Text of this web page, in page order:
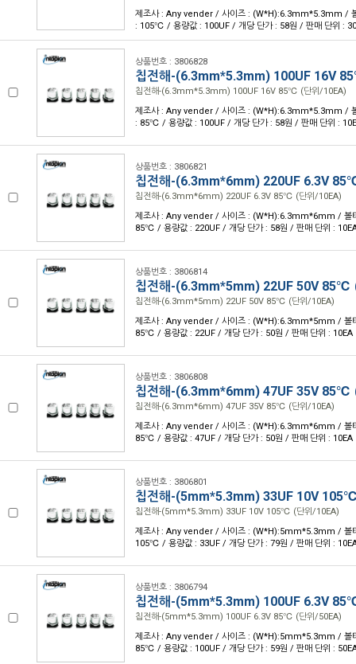
제조사 : Any vender / 사이즈 : (W*H):6.3mm*5.3mm /
: 105℃ / 용량값 : 100UF / 개당 단가 : 58원 / 판매 단위 :
상품번호 : 3806828
칩전해-(6.3mm*5.3mm) 100UF 16V
칩전해-(6.3mm*5.3mm) 100UF 16V 85℃ (단위/10EA)
제조사 : Any vender / 사이즈 : (W*H):6.3mm*5.3mm /
: 85℃ / 용량값 : 100UF / 개당 단가 : 58원 / 판매 단위 :
상품번호 : 3806821
칩전해-(6.3mm*6mm) 220UF 6.3V
칩전해-(6.3mm*6mm) 220UF 6.3V 85℃ (단위/10EA)
제조사 : Any vender / 사이즈 : (W*H):6.3mm*6mm / 볼
85℃ / 용량값 : 220UF / 개당 단가 : 58원 / 판매 단위 :
상품번호 : 3806814
칩전해-(6.3mm*5mm) 22UF 50V 85℃
칩전해-(6.3mm*5mm) 22UF 50V 85℃ (단위/10EA)
제조사 : Any vender / 사이즈 : (W*H):6.3mm*5mm / 볼
85℃ / 용량값 : 22UF / 개당 단가 : 50원 / 판매 단위 : 10EA
상품번호 : 3806808
칩전해-(6.3mm*6mm) 47UF 35V 85℃
칩전해-(6.3mm*6mm) 47UF 35V 85℃ (단위/10EA)
제조사 : Any vender / 사이즈 : (W*H):6.3mm*6mm / 볼
85℃ / 용량값 : 47UF / 개당 단가 : 50원 / 판매 단위 : 10EA
상품번호 : 3806801
칩전해-(5mm*5.3mm) 33UF 10V
칩전해-(5mm*5.3mm) 33UF 10V 105℃ (단위/10EA)
제조사 : Any vender / 사이즈 : (W*H):5mm*5.3mm / 볼
105℃ / 용량값 : 33UF / 개당 단가 : 79원 / 판매 단위 :
상품번호 : 3806794
칩전해-(5mm*5.3mm) 100UF 6.3V
칩전해-(5mm*5.3mm) 100UF 6.3V 85℃ (단위/50EA)
제조사 : Any vender / 사이즈 : (W*H):5mm*5.3mm / 볼
85℃ / 용량값 : 100UF / 개당 단가 : 59원 / 판매 단위 :